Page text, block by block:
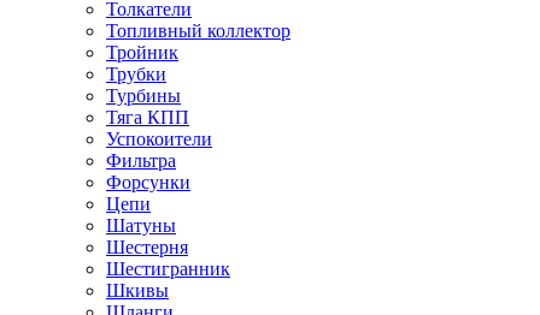
Толкатели
Топливный коллектор
Тройник
Трубки
Турбины
Тяга КПП
Успокоители
Фильтра
Форсунки
Цепи
Шатуны
Шестерня
Шестигранник
Шкивы